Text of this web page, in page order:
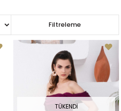
Filtreleme
TÜKENDI